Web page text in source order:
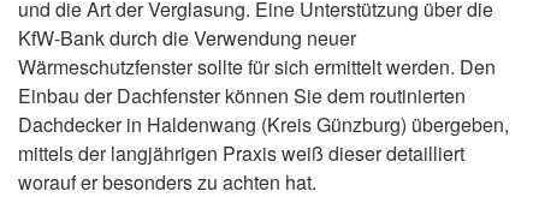
und die Art der Verglasung. Eine Unterstützung über die
KfW-Bank durch die Verwendung neuer
Wärmeschutzfenster sollte für sich ermittelt werden. Den
Einbau der Dachfenster können Sie dem routinierten
Dachdecker in Haldenwang (Kreis Günzburg) übergeben,
mittels der langjährigen Praxis weiß dieser detailliert
worauf er besonders zu achten hat.